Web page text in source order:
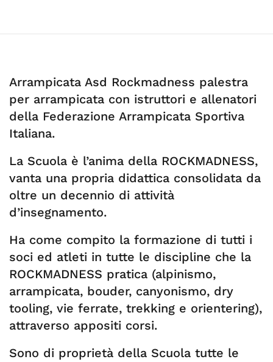
Arrampicata Asd Rockmadness palestra
per arrampicata con istruttori e allenatori
della Federazione Arrampicata Sportiva
Italiana.
La Scuola è l’anima della ROCKMADNESS,
vanta una propria didattica consolidata da
oltre un decennio di attività
d’insegnamento.
Ha come compito la formazione di tutti i
soci ed atleti in tutte le discipline che la
ROCKMADNESS pratica (alpinismo,
arrampicata, bouder, canyonismo, dry
tooling, vie ferrate, trekking e orientering),
attraverso appositi corsi.
Sono di proprietà della Scuola tutte le